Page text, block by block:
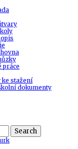
práce
stažení
dokumenty
Search